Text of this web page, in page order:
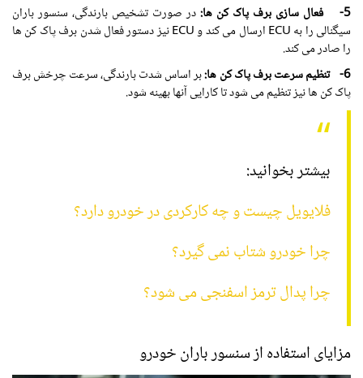
5- فعال سازی برف پاک کن ها:
در صورت تشخیص بارندگی، سنسور باران
سیگنالی را به ECU ارسال می کند و ECU نیز دستور فعال شدن برف پاک کن ها
را صادر می کند.
6- تنظیم سرعت برف پاک کن ها:
بر اساس شدت بارندگی، سرعت چرخش برف
پاک کن ها نیز تنظیم می شود تا کارایی آنها بهینه شود.
بیشتر بخوانید:
فلایویل چیست و چه کارکردی در خودرو دارد؟
چرا خودرو شتاب نمی گیرد؟
چرا پدال ترمز اسفنجی می شود؟
مزایای استفاده از سنسور باران خودرو